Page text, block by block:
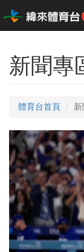
新聞專
體育台首頁 新